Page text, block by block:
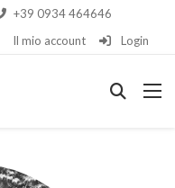
+39 0934 464646
Il mio account Login